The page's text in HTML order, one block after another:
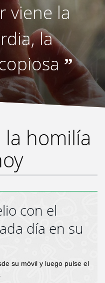
viene la
la
”
la homilía
con el
día en su
su móvil y luego pulse el